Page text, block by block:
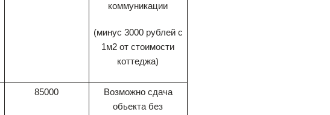
коммуникации
(минус 3000 рублей с
1м2 от стоимости
коттеджа)
85000
Возможно сдача
обьекта без